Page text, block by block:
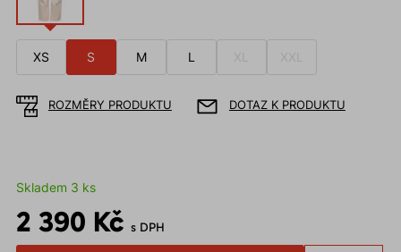
XS S M L XL XXL
ROZMĚRY PRODUKTU DOTAZ K PRODUKTU
Skladem 3 ks
2 390 Kč s DPH